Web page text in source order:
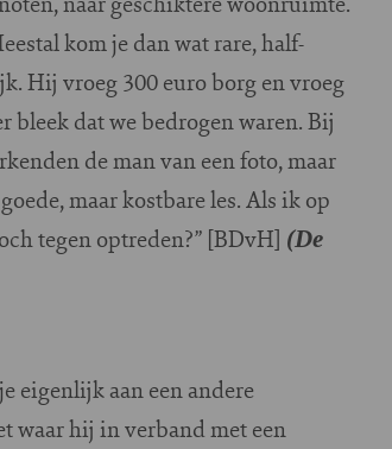
kom je dan wat rare, half-
Hij vroeg 300 euro borg en vroeg
bleek dat we bedrogen waren. Bij
de man van een foto, maar
maar kostbare les. Als ik op
tegen optreden?” [BDvH] (De
eigenlijk aan een andere
waar hij in verband met een